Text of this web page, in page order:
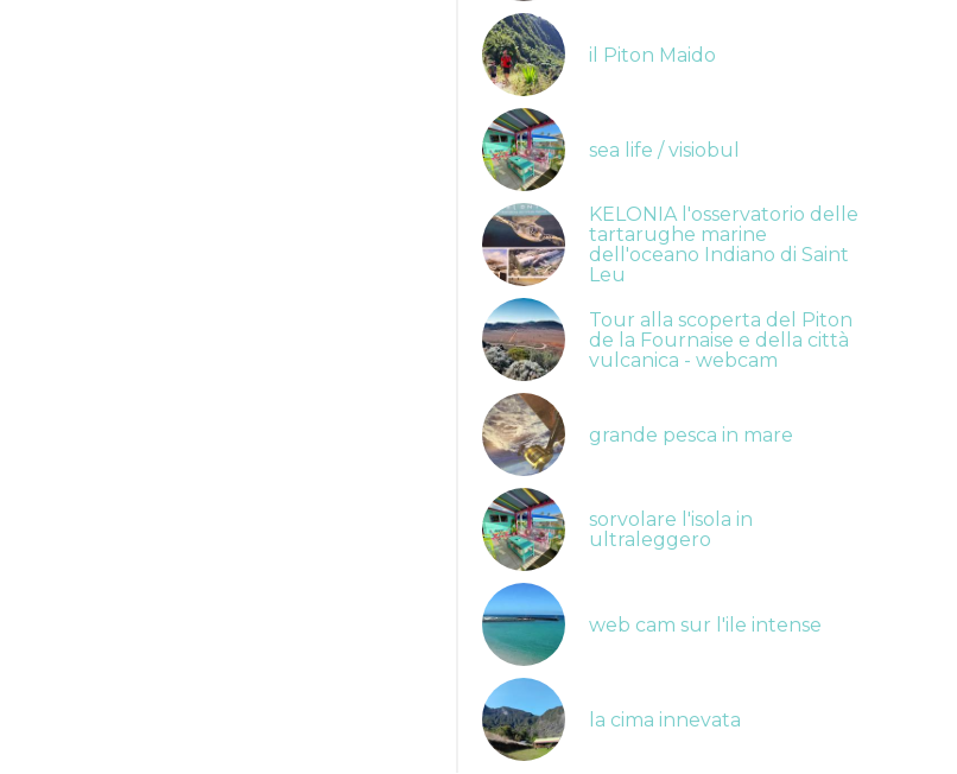
il Piton Maido
sea life / visiobul
KELONIA l'osservatorio delle
tartarughe marine
dell'oceano Indiano di Saint
Leu
Tour alla scoperta del Piton
de la Fournaise e della città
vulcanica - webcam
grande pesca in mare
sorvolare l'isola in
ultraleggero
web cam sur l'ile intense
la cima innevata